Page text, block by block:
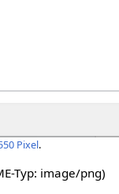
Pixel.
Typ: image/png)